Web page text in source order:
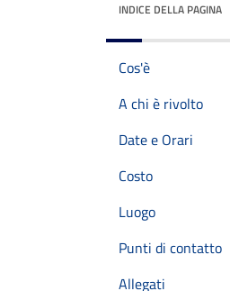
INDICE DELLA PAGINA
Cos'è
A chi è rivolto
Date e Orari
Costo
Luogo
Punti di contatto
Allegati